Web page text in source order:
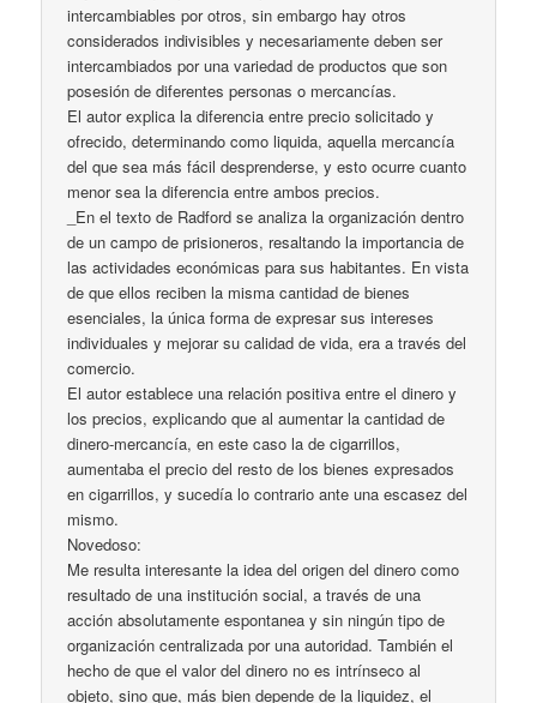
intercambiables por otros, sin embargo hay otros
considerados indivisibles y necesariamente deben ser
intercambiados por una variedad de productos que son
posesión de diferentes personas o mercancías.
El autor explica la diferencia entre precio solicitado y
ofrecido, determinando como liquida, aquella mercancía
del que sea más fácil desprenderse, y esto ocurre cuanto
menor sea la diferencia entre ambos precios.
_En el texto de Radford se analiza la organización dentro
de un campo de prisioneros, resaltando la importancia de
las actividades económicas para sus habitantes. En vista
de que ellos reciben la misma cantidad de bienes
esenciales, la única forma de expresar sus intereses
individuales y mejorar su calidad de vida, era a través del
comercio.
El autor establece una relación positiva entre el dinero y
los precios, explicando que al aumentar la cantidad de
dinero-mercancía, en este caso la de cigarrillos,
aumentaba el precio del resto de los bienes expresados
en cigarrillos, y sucedía lo contrario ante una escasez del
mismo.
Novedoso:
Me resulta interesante la idea del origen del dinero como
resultado de una institución social, a través de una
acción absolutamente espontanea y sin ningún tipo de
organización centralizada por una autoridad. También el
hecho de que el valor del dinero no es intrínseco al
objeto, sino que, más bien depende de la liquidez, el